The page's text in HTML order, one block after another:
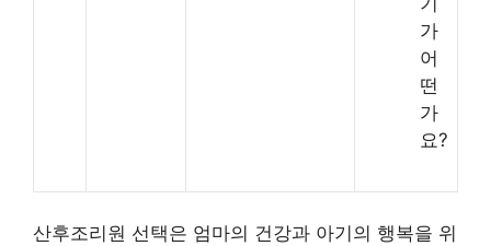
가
어
떤
가
요?
산후조리원 선택은 엄마의 건강과 아기의 행복을 위